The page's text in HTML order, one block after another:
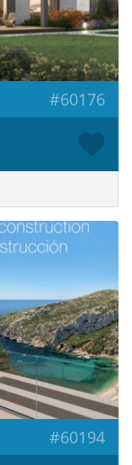
#60176
#60194